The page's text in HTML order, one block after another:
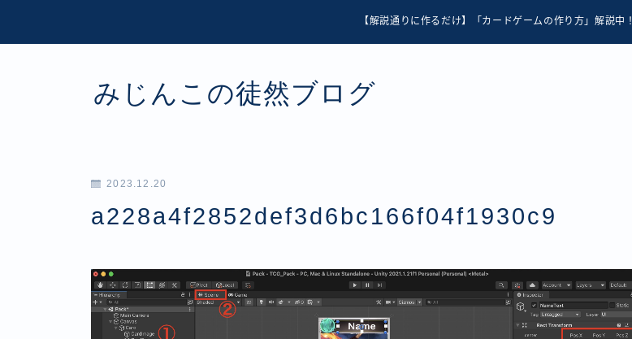
【解説通りに作るだけ】「カードゲームの作り方」解説中！
みじんこの徒然ブログ
2023.12.20
a228a4f2852def3d6bc166f04f1930c9